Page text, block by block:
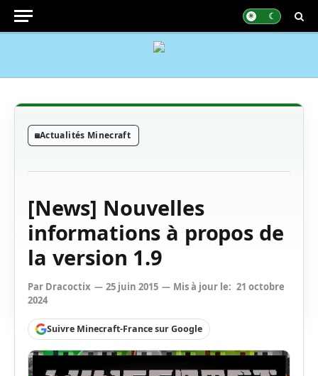
Actualités Minecraft
[News] Nouvelles
informations à propos de
la version 1.9
Par Dracoctix 25 juin 2015 Mis à jour le: 21 octobre
2024
Suivre Minecraft-France sur Google